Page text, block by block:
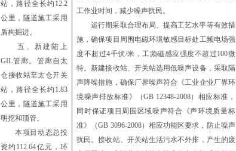
站，路径全长约12.2
公里，隧道施工采用
盾构掘进。
五、 新建陆上
GIL管廊。管廊自太
仓接收站至太仓开关
站，路径全长约1.83
公里，隧道施工采用
明挖和顶管。
本项目动态总投
资约 112.64亿元，环
工作业时间，减少噪声扰民。
运行期采取合理布局、提高工艺水平等有效措
施，确保项目周围电磁环境敏感目标处工频电场强
度不超过4千伏/米，工频磁感应强度不超过100微
特。新建接收站、开关站选用低噪声设备，采取隔
声降噪措施，确保厂界噪声符合《工业企业厂界环
境噪声排放标准》（GB 12348-2008）相应标准，
同时保证项目周围区域噪声符合《声环境质量标
准》（GB 3096-2008）相应功能区要求，防止噪声
扰民。接收站、开关站生活污水不外排，产生的废